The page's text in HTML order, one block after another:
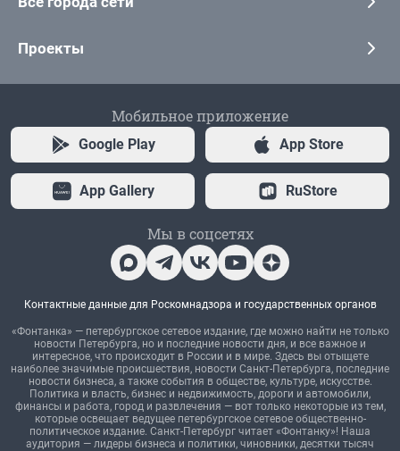
Проекты
Мобильное приложение
Google Play App Store
App Gallery RuStore
Мы в соцсетях
Контактные данные для Роскомнадзора и государственных органов
«Фонтанка» — петербургское сетевое издание, где можно найти не только
новости Петербурга, но и последние новости дня, и все важное и
интересное, что происходит в России и в мире. Здесь вы отыщете
наиболее значимые происшествия, новости Санкт-Петербурга, последние
новости бизнеса, а также события в обществе, культуре, искусстве.
Политика и власть, бизнес и недвижимость, дороги и автомобили,
финансы и работа, город и развлечения — вот только некоторые из тем,
которые освещает ведущее петербургское сетевое общественно-
политическое издание. Санкт-Петербург читает «Фонтанку»! Наша
аудитория — лидеры бизнеса и политики, чиновники, десятки тысяч